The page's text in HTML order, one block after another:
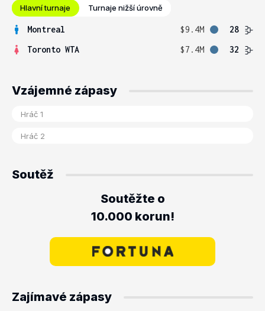
Hlavní turnaje Turnaje nižší úrovně
Montreal $9.4M
28
Toronto WTA
$7.4M 32
Vzájemné zápasy
Soutěž
Soutěžte o
10.000 korun!
Zajímavé zápasy